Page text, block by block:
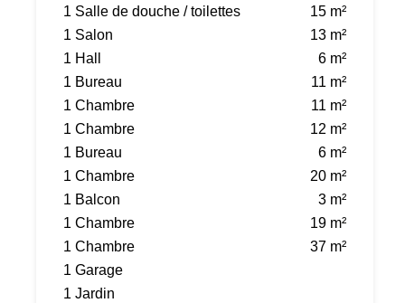
1 Salle de douche / toilettes
15 m²
1 Salon
13 m²
1 Hall
6 m²
1 Bureau
11 m²
1 Chambre
11 m²
1 Chambre
12 m²
1 Bureau
6 m²
1 Chambre
20 m²
1 Balcon
3 m²
1 Chambre
19 m²
1 Chambre
37 m²
1 Garage
1 Jardin